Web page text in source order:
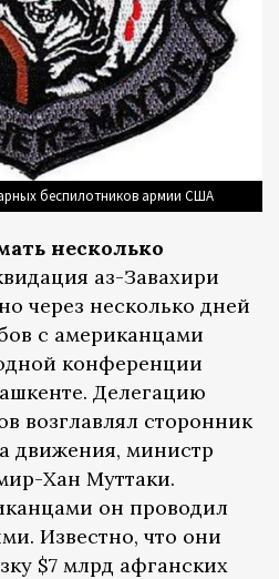
беспилотников армии США
несколько
аз-Завахири
через несколько дней
с американцами
конференции
Делегацию
возглавлял сторонник
движения, министр
Хан Муттаки.
он проводил
Известно, что они
$7 млрд афганских